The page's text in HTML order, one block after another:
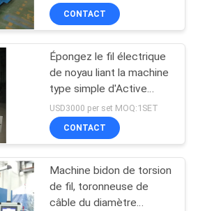
de torsion
28
CONTACT
Épongez le fil électrique
de noyau liant la machine
type simple d'Active
d'axe
USD3000 per set MOQ:1SET
CONTACT
Machine bidon de torsion
de fil, toronneuse de
câble du diamètre